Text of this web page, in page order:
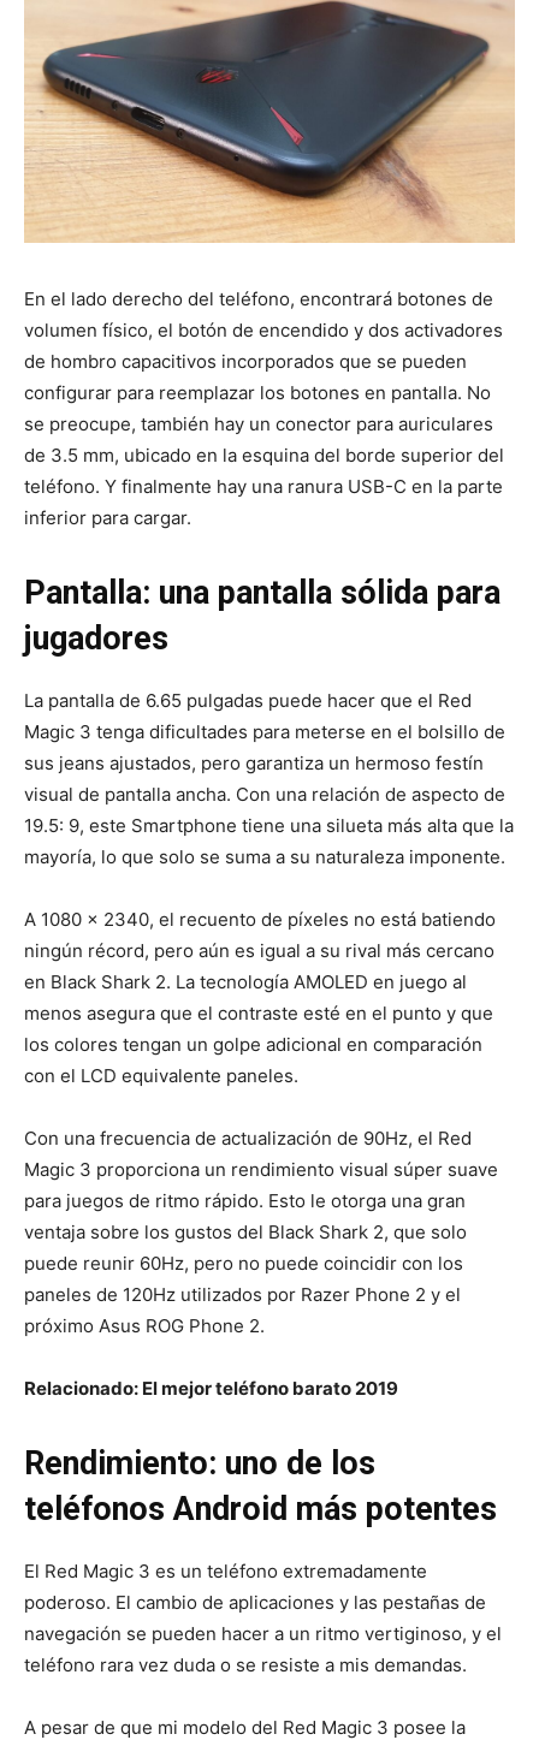
En el lado derecho del teléfono, encontrará botones de
volumen físico, el botón de encendido y dos activadores
de hombro capacitivos incorporados que se pueden
configurar para reemplazar los botones en pantalla. No
se preocupe, también hay un conector para auriculares
de 3.5 mm, ubicado en la esquina del borde superior del
teléfono. Y finalmente hay una ranura USB-C en la parte
inferior para cargar.
Pantalla: una pantalla sólida para
jugadores
La pantalla de 6.65 pulgadas puede hacer que el Red
Magic 3 tenga dificultades para meterse en el bolsillo de
sus jeans ajustados, pero garantiza un hermoso festín
visual de pantalla ancha. Con una relación de aspecto de
19.5: 9, este Smartphone tiene una silueta más alta que la
mayoría, lo que solo se suma a su naturaleza imponente.
A 1080 x 2340, el recuento de píxeles no está batiendo
ningún récord, pero aún es igual a su rival más cercano
en Black Shark 2. La tecnología AMOLED en juego al
menos asegura que el contraste esté en el punto y que
los colores tengan un golpe adicional en comparación
con el LCD equivalente paneles.
Con una frecuencia de actualización de 90Hz, el Red
Magic 3 proporciona un rendimiento visual súper suave
para juegos de ritmo rápido. Esto le otorga una gran
ventaja sobre los gustos del Black Shark 2, que solo
puede reunir 60Hz, pero no puede coincidir con los
paneles de 120Hz utilizados por Razer Phone 2 y el
próximo Asus ROG Phone 2.
Relacionado: El mejor teléfono barato 2019
Rendimiento: uno de los
teléfonos Android más potentes
El Red Magic 3 es un teléfono extremadamente
poderoso. El cambio de aplicaciones y las pestañas de
navegación se pueden hacer a un ritmo vertiginoso, y el
teléfono rara vez duda o se resiste a mis demandas.
A pesar de que mi modelo del Red Magic 3 posee la